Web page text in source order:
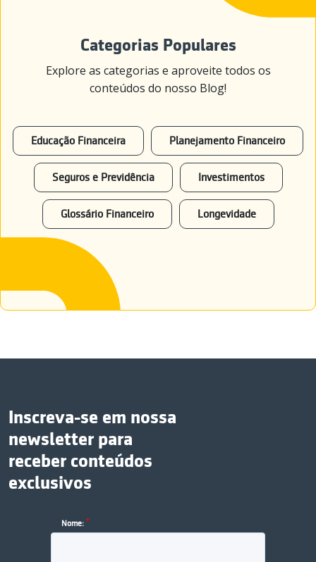
Categorias Populares
Explore as categorias e aproveite todos os
conteúdos do nosso Blog!
Educação Financeira Planejamento Financeiro
Seguros e Previdência Investimentos
Glossário Financeiro Longevidade
Inscreva-se em nossa
newsletter para
receber conteúdos
exclusivos
Nome: *